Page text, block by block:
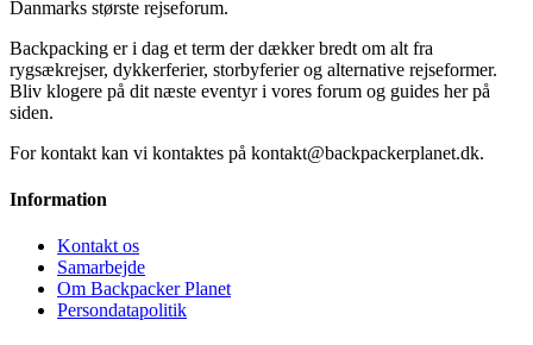
Danmarks største rejseforum.
Backpacking er i dag et term der dækker bredt om alt fra
rygsækrejser, dykkerferier, storbyferier og alternative rejseformer.
Bliv klogere på dit næste eventyr i vores forum og guides her på
siden.
For kontakt kan vi kontaktes på kontakt@backpackerplanet.dk.
Information
Kontakt os
Samarbejde
Om Backpacker Planet
Persondatapolitik